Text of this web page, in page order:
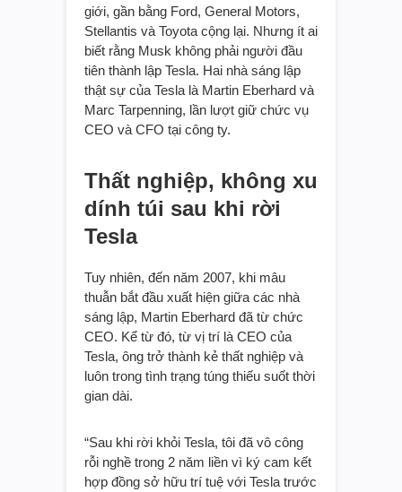
giới, gần bằng Ford, General Motors,
Stellantis và Toyota cộng lại. Nhưng ít ai
biết rằng Musk không phải người đầu
tiên thành lập Tesla. Hai nhà sáng lập
thật sự của Tesla là Martin Eberhard và
Marc Tarpenning, lần lượt giữ chức vụ
CEO và CFO tại công ty.
Thất nghiệp, không xu
dính túi sau khi rời
Tesla
Tuy nhiên, đến năm 2007, khi mâu
thuẫn bắt đầu xuất hiện giữa các nhà
sáng lập, Martin Eberhard đã từ chức
CEO. Kể từ đó, từ vị trí là CEO của
Tesla, ông trở thành kẻ thất nghiệp và
luôn trong tình trạng túng thiếu suốt thời
gian dài.
“Sau khi rời khỏi Tesla, tôi đã vô công
rỗi nghề trong 2 năm liền vì ký cam kết
hợp đồng sở hữu trí tuệ với Tesla trước